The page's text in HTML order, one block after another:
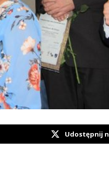
Udostępnij